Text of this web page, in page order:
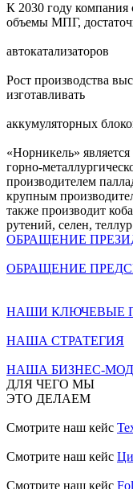
К 2030 году компания
объемы МПГ,
автокатализаторов
Рост производства
изготавливать
аккумуляторных
«Норникель»
горно-
производителем
крупным
также производит
рутений, селен,
ОБРАЩЕНИЕ
ОБРАЩЕНИЕ
НАШИ КЛЮЧЕВЫЕ
НАША СТРАТЕГИЯ
НАША БИЗНЕС-
ДЛЯ ЧЕГО МЫ
ЭТО ДЕЛАЕМ
Смотрите наш кейс
Смотрите наш кейс
Смотрите наш кейс